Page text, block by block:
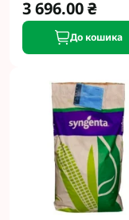
3 696.00 ₴
До кошика